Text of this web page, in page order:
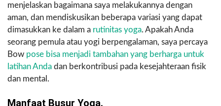
menjelaskan bagaimana saya melakukannya dengan
aman, dan mendiskusikan beberapa variasi yang dapat
dimasukkan ke dalam a rutinitas yoga. Apakah Anda
seorang pemula atau yogi berpengalaman, saya percaya
Bow pose bisa menjadi tambahan yang berharga untuk
latihan Anda dan berkontribusi pada kesejahteraan fisik
dan mental.
Manfaat Busur Yoga.